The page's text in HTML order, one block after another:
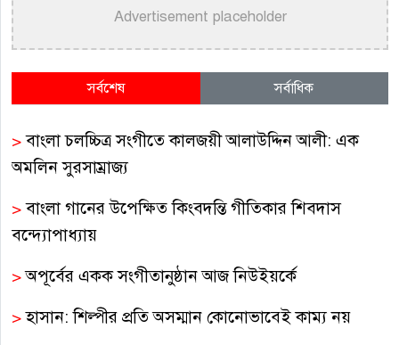
Advertisement placeholder
সর্বশেষ সর্বাধিক
>বাংলা চলচ্চিত্র সংগীতে কালজয়ী আলাউদ্দিন আলী: এক
অমলিন সুরসাম্রাজ্য
>বাংলা গানের উপেক্ষিত কিংবদন্তি গীতিকার শিবদাস
বন্দ্যোপাধ্যায়
>অপূর্বের একক সংগীতানুষ্ঠান আজ নিউইয়র্কে
>হাসান: শিল্পীর প্রতি অসম্মান কোনোভাবেই কাম্য নয়